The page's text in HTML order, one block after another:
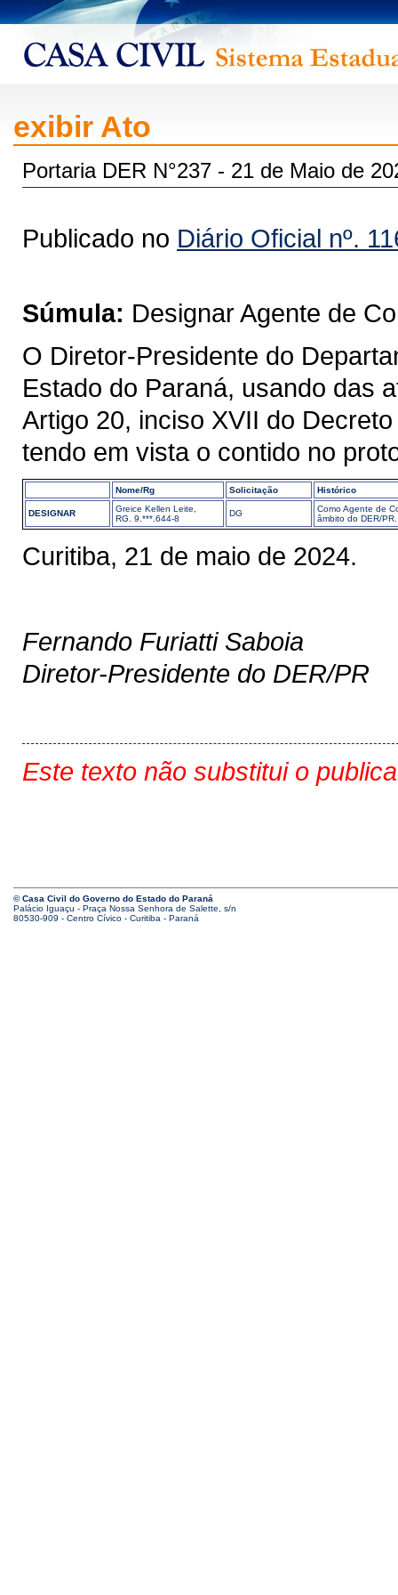
exibir Ato
Portaria DER N°237 - 21 de Maio de
Publicado no Diário Oficial nº.
Súmula: Designar Agente de
O Diretor-Presidente do
Estado do Paraná, usando das
Artigo 20, inciso XVII do
tendo em vista o contido no
Nome/Rg Solicitação Histórico
DESIGNAR
Greice Kellen Leite,
RG. 9.***.644-8
DG
Como Agente de
âmbito do DER/PR.
Curitiba, 21 de maio de 2024.
Fernando Furiatti Saboia
Diretor-Presidente do DER/PR
Este texto não substitui o
© Casa Civil do Governo do Estado do Paraná
Palácio Iguaçu - Praça Nossa Senhora de Salette, s/n
80530-909 - Centro Cívico - Curitiba - Paraná